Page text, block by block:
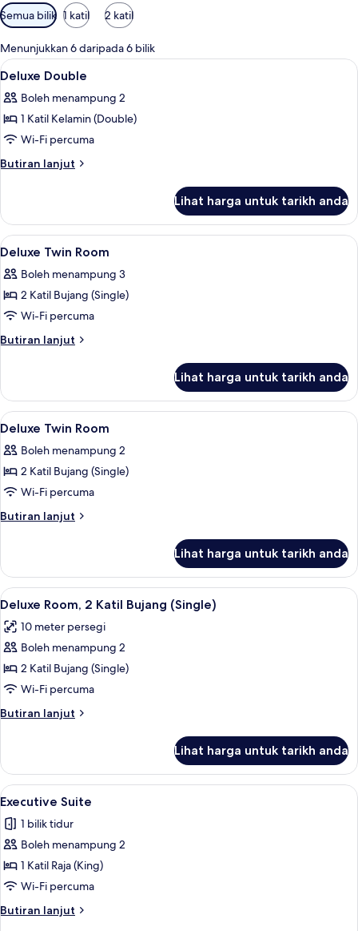
Penapis
yang
tersedia
untuk
bilik
Semua bilik 1 katil 2 katil
Menunjukkan 6 daripada 6 bilik
Lihat
semua
foto
untuk
Deluxe
Double
Bar mini, meja, seterika/papan
1
Deluxe Double
Boleh menampung 2
1 Katil Kelamin (Double)
Wi-Fi percuma
Butiran lanjut
Butiran
Double
Lihat harga untuk tarikh anda
Lihat
semua
foto
untuk
Deluxe
Twin
Bar mini, meja, seterika/papan
6
Deluxe Twin Room
Boleh menampung 3
2 Katil Bujang (Single)
Wi-Fi percuma
Butiran lanjut
Butiran
Twin
Room
Lihat harga untuk tarikh anda
Lihat
semua
foto
untuk
Deluxe
Twin
Bar mini, meja, seterika/papan
3
Deluxe Twin Room
Boleh menampung 2
2 Katil Bujang (Single)
Wi-Fi percuma
Butiran lanjut
Butiran
Twin
Room
Lihat harga untuk tarikh anda
Lihat
semua
foto
untuk
Deluxe
Room,
2
Katil
(Single)
Deluxe Room, 2 Katil Bujang
5
Deluxe Room, 2 Katil Bujang (Single)
10 meter persegi
Boleh menampung 2
2 Katil Bujang (Single)
Wi-Fi percuma
Butiran lanjut
Butiran
Room,
Katil
(Single)
Lihat harga untuk tarikh anda
Lihat
semua
foto
untuk
Executive
Suite
Executive Suite | Bar mini, meja,
4
Executive Suite
1 bilik tidur
Boleh menampung 2
1 Katil Raja (King)
Wi-Fi percuma
Butiran lanjut
Butiran